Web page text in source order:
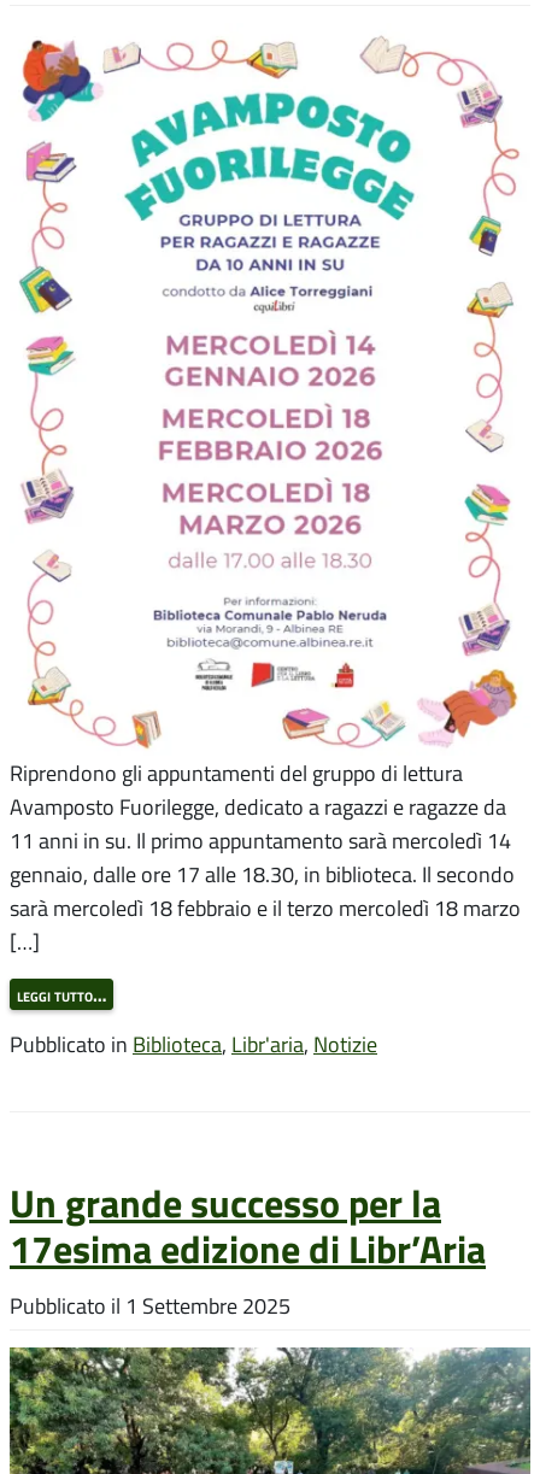
Riprendono gli appuntamenti del gruppo di lettura
Avamposto Fuorilegge, dedicato a ragazzi e ragazze da
11 anni in su. Il primo appuntamento sarà mercoledì 14
gennaio, dalle ore 17 alle 18.30, in biblioteca. Il secondo
sarà mercoledì 18 febbraio e il terzo mercoledì 18 marzo
[…]
leggi tutto…
Pubblicato in Biblioteca, Libr'aria, Notizie
Un grande successo per la
17esima edizione di Libr’Aria
Pubblicato il 1 Settembre 2025